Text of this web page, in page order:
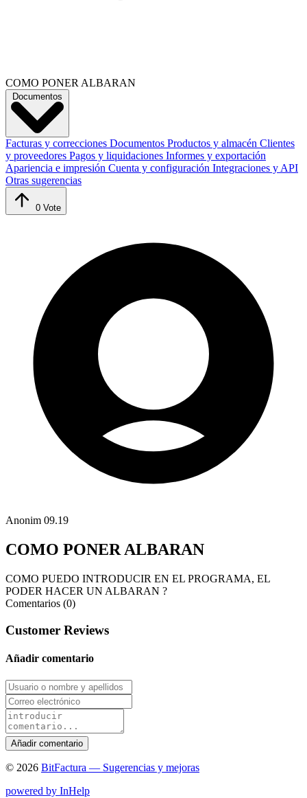
COMO PONER ALBARAN
Documentos
Facturas y correcciones Documentos Productos y almacén Clientes
y proveedores Pagos y liquidaciones Informes y exportación
Apariencia e impresión Cuenta y configuración Integraciones y API
Otras sugerencias
0 Vote
Anonim 09.19
COMO PONER ALBARAN
COMO PUEDO INTRODUCIR EN EL PROGRAMA, EL
PODER HACER UN ALBARAN ?
Comentarios (0)
Customer Reviews
Añadir comentario
© 2026 BitFactura — Sugerencias y mejoras
powered by InHelp